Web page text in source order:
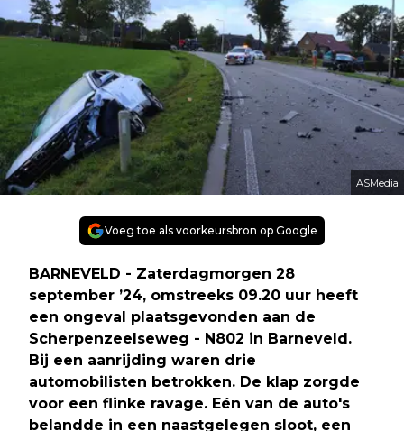
ASMedia
Voeg toe als voorkeursbron op Google
BARNEVELD - Zaterdagmorgen 28
september ’24, omstreeks 09.20 uur heeft
een ongeval plaatsgevonden aan de
Scherpenzeelseweg - N802 in Barneveld.
Bij een aanrijding waren drie
automobilisten betrokken. De klap zorgde
voor een flinke ravage. Eén van de auto's
belandde in een naastgelegen sloot, een